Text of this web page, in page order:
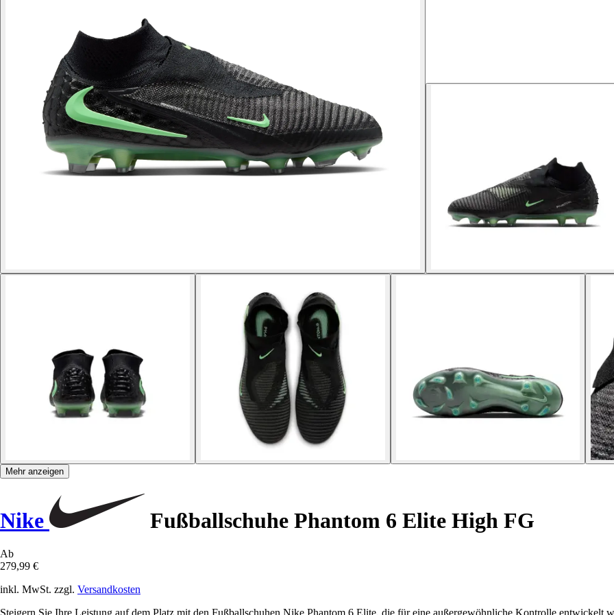
Mehr anzeigen
Nike Fußballschuhe Phantom 6 Elite High FG
Ab
279,99 €
inkl. MwSt. zzgl. Versandkosten
Steigern Sie Ihre Leistung auf dem Platz mit den Fußballschuhen Nike Phantom 6 Elite, die für eine außergewöhnliche Kontrolle entwickelt